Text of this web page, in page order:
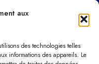
aux
des technologies telles
informations des appareils. Le